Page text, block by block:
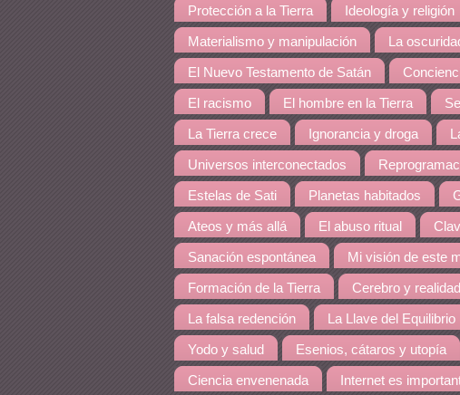
Protección a la Tierra Ideología y religión
Materialismo y manipulación La
El Nuevo Testamento de Satán
El racismo El hombre en la Tierra
La Tierra crece Ignorancia y droga
Universos interconectados
Estelas de Sati Planetas habitados
Ateos y más allá El abuso ritual
Sanación espontánea Mi visión de este
Formación de la Tierra Cerebro y realidad
La falsa redención La Llave del Equilibrio
Yodo y salud Esenios, cátaros y utopía
Ciencia envenenada Internet es